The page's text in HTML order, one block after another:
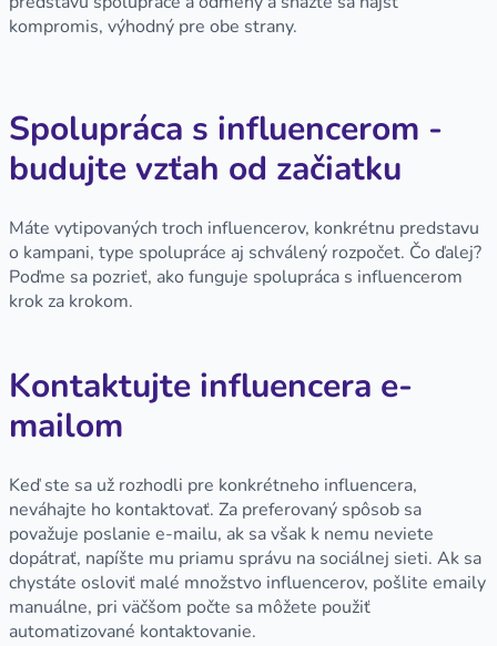
kompromis, výhodný pre obe strany.
Spolupráca s influencerom -
budujte vzťah od začiatku
Máte vytipovaných troch influencerov, konkrétnu predstavu
o kampani, type spolupráce aj schválený rozpočet. Čo ďalej?
Poďme sa pozrieť, ako funguje spolupráca s influencerom
krok za krokom.
Kontaktujte influencera e-
mailom
Keď ste sa už rozhodli pre konkrétneho influencera,
neváhajte ho kontaktovať. Za preferovaný spôsob sa
považuje poslanie e-mailu, ak sa však k nemu neviete
dopátrať, napíšte mu priamu správu na sociálnej sieti. Ak sa
chystáte osloviť malé množstvo influencerov, pošlite emaily
manuálne, pri väčšom počte sa môžete použiť
automatizované kontaktovanie.